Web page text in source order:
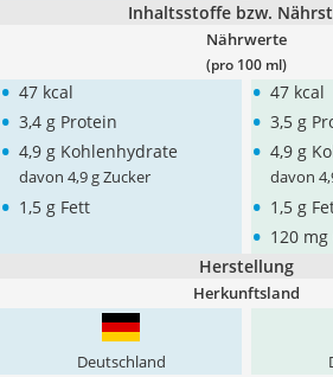
Inhaltsstoffe bzw.
Nährwerte
(pro 100 ml)
• 47 kcal
• 3,4 g Protein
• 4,9 g Kohlenhydrate
davon 4,9 g Zucker
• 1,5 g Fett
• 47 kcal
• 3,5 g
• 4,9 g
davon
• 1,5 g
• 120
Herstellung
Herkunftsland
Deutschland